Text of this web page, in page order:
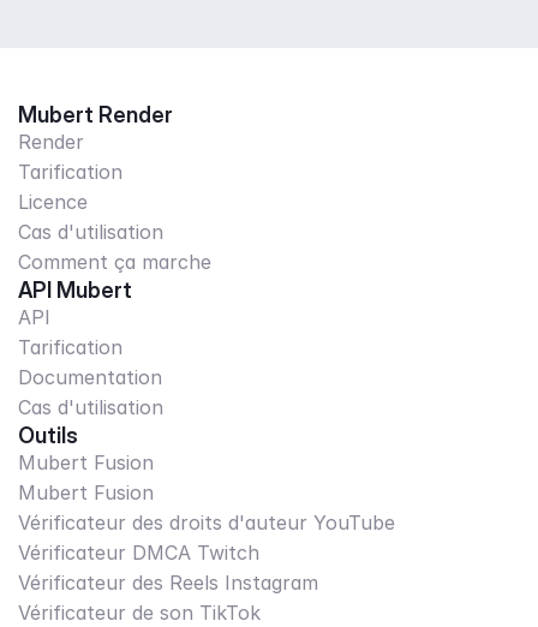
Mubert Render
Render
Tarification
Licence
Cas d'utilisation
Comment ça marche
API Mubert
API
Tarification
Documentation
Cas d'utilisation
Outils
Mubert Fusion
Mubert Fusion
Vérificateur des droits d'auteur YouTube
Vérificateur DMCA Twitch
Vérificateur des Reels Instagram
Vérificateur de son TikTok